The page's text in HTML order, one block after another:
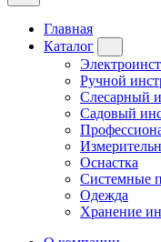
Главная
Каталог
Ручной
Слесарный
Садовый
Оснастка
Системные
Одежда
Хранение